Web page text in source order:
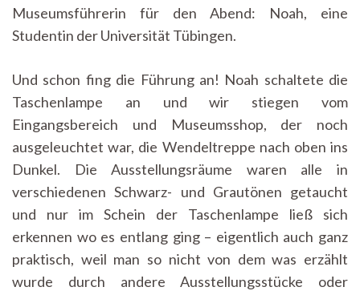
Museumsführerin für den Abend: Noah, eine
Studentin der Universität Tübingen.
Und schon fing die Führung an! Noah schaltete die
Taschenlampe an und wir stiegen vom
Eingangsbereich und Museumsshop, der noch
ausgeleuchtet war, die Wendeltreppe nach oben ins
Dunkel. Die Ausstellungsräume waren alle in
verschiedenen Schwarz- und Grautönen getaucht
und nur im Schein der Taschenlampe ließ sich
erkennen wo es entlang ging – eigentlich auch ganz
praktisch, weil man so nicht von dem was erzählt
wurde durch andere Ausstellungsstücke oder